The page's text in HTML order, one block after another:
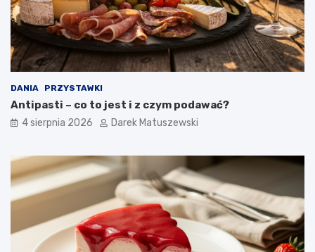
DANIA PRZYSTAWKI
Antipasti – co to jest i z czym podawać?
4 sierpnia 2026 Darek Matuszewski